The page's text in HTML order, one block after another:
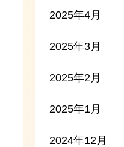
2025年4月
2025年3月
2025年2月
2025年1月
2024年12月